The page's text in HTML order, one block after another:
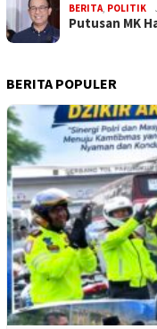
BERITA POLITIK
Putusan MK
BERITA POPULER